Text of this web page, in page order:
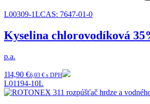
L00309-1LCAS: 7647-01-0
Kyselina chlorovodíková
p.a.
1l4,90 €6,03 € s DPH
L01194-10L